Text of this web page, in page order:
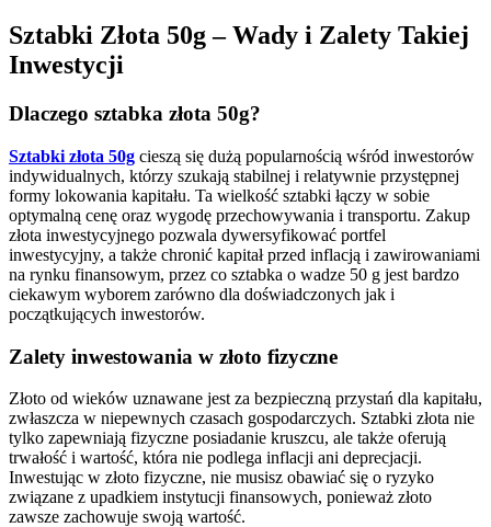
Sztabki Złota 50g – Wady i Zalety Takiej
Inwestycji
Dlaczego sztabka złota 50g?
Sztabki złota 50g cieszą się dużą popularnością wśród inwestorów
indywidualnych, którzy szukają stabilnej i relatywnie przystępnej
formy lokowania kapitału. Ta wielkość sztabki łączy w sobie
optymalną cenę oraz wygodę przechowywania i transportu. Zakup
złota inwestycyjnego pozwala dywersyfikować portfel
inwestycyjny, a także chronić kapitał przed inflacją i zawirowaniami
na rynku finansowym, przez co sztabka o wadze 50 g jest bardzo
ciekawym wyborem zarówno dla doświadczonych jak i
początkujących inwestorów.
Zalety inwestowania w złoto fizyczne
Złoto od wieków uznawane jest za bezpieczną przystań dla kapitału,
zwłaszcza w niepewnych czasach gospodarczych. Sztabki złota nie
tylko zapewniają fizyczne posiadanie kruszcu, ale także oferują
trwałość i wartość, która nie podlega inflacji ani deprecjacji.
Inwestując w złoto fizyczne, nie musisz obawiać się o ryzyko
związane z upadkiem instytucji finansowych, ponieważ złoto
zawsze zachowuje swoją wartość.